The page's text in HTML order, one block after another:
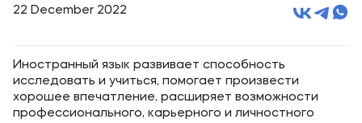
22 December 2022
Иностранный язык развивает способность
исследовать и учиться, помогает произвести
хорошее впечатление, расширяет возможности
профессионального, карьерного и личностного